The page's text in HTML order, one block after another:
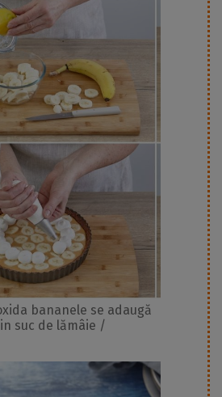
bananele se adaugă
suc de lămâie /